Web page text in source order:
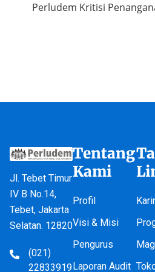
Perludem Kritisi
Jl. Tebet Timur
IV B No.14,
Tebet, Jakarta
Selatan. 12820
(021)
22833919
Tentang
Kami
Profil
Visi & Misi
Pengurus
Laporan Audit
Karir